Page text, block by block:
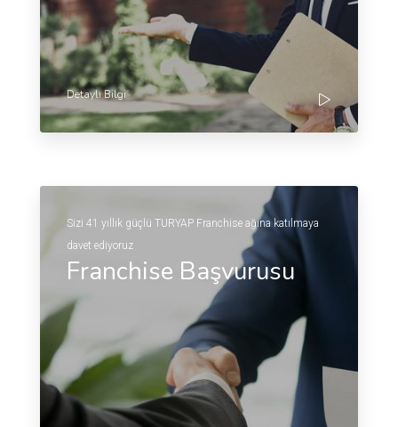
Detaylı Bilgi
Sizi 41 yıllık güçlü TURYAP Franchise ağına katılmaya
davet ediyoruz
Franchise Başvurusu